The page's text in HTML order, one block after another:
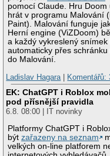
pomocí Claude. Hru Doom
hrát v programu Malování
Paint). Malování funguje
Herní engine (ViZDoom)
a každý vykreslený snímek
automaticky přes schránku
do Malování.
Ladislav Hagara
Komentářů:
EK: ChatGPT i Roblox
pod přísnější pravidla
6.8. 08:00 | IT novinky
Platformy ChatGPT i
býtzařazeny na seznam
velkých on-line platforem